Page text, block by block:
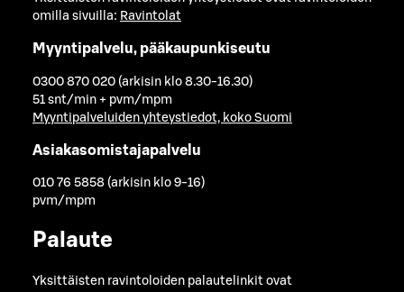
omilla sivuilla: Ravintolat
Myyntipalvelu, pääkaupunkiseutu
0300 870 020 (arkisin klo 8.30-16.30)
51 snt/min + pvm/mpm
Myyntipalveluiden yhteystiedot, koko Suomi
Asiakasomistajapalvelu
010 76 5858 (arkisin klo 9-16)
pvm/mpm
Palaute
Yksittäisten ravintoloiden palautelinkit ovat